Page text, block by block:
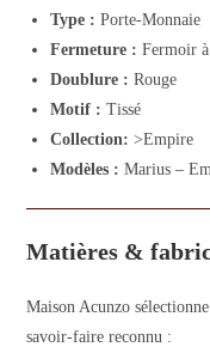
Type : Porte-Monnaie
Fermeture : Fermoir
Doublure : Rouge
Motif : Tissé
Collection: >Empire
Modèles : Marius –
Matières &
Maison Acunzo
savoir-faire reconnu :